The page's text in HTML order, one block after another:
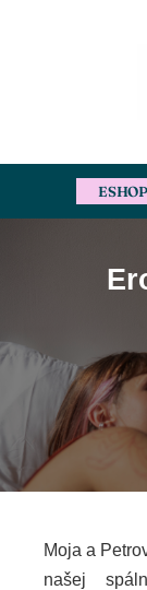
ESHOP
Moja a
našej